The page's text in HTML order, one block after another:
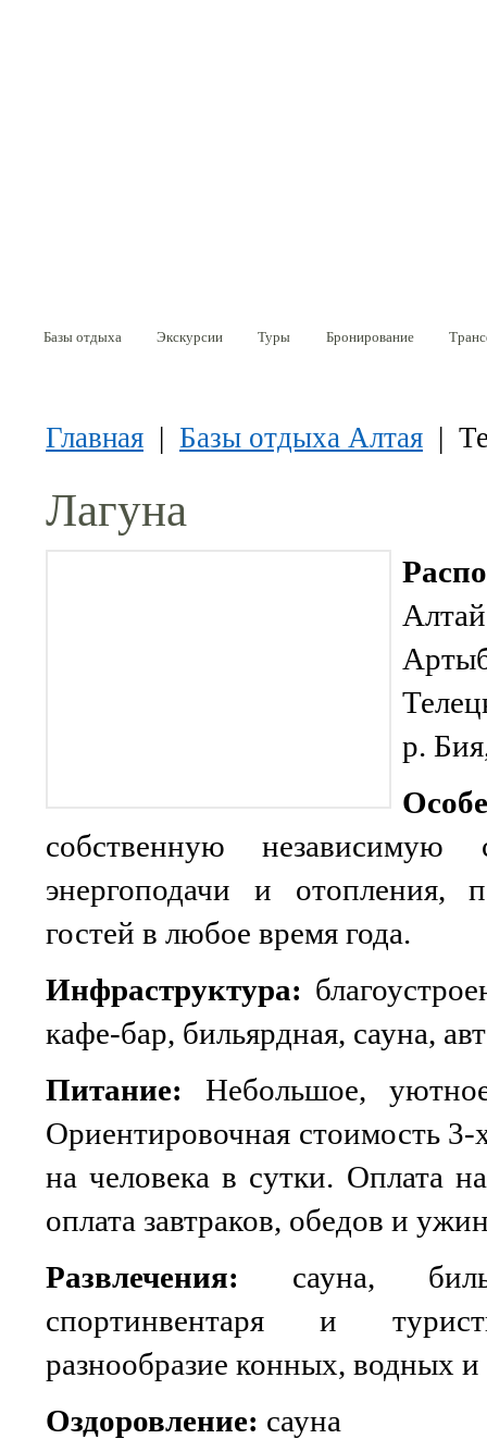
Базы отдыха Экскурсии Туры Бронирование
Вы здесь
Главная | Базы отдыха Алтая |
Лагуна
р.
собственную независимую
энергоподачи и отопления,
гостей в любое время года.
Инфраструктура:
кафе-бар, бильярдная, сауна,
Питание: Небольшое,
Ориентировочная стоимость 3-
на человека в сутки. Оплата
оплата завтраков, обедов и
Развлечения: сауна,
спортинвентаря и
разнообразие конных, водных
Оздоровление: сауна